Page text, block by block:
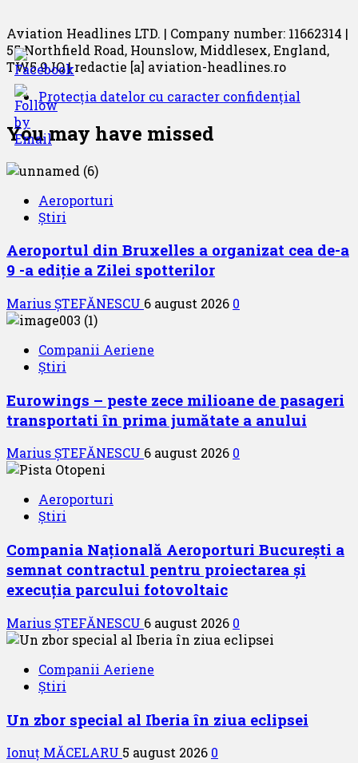
Aviation Headlines LTD. | Company number: 11662314 |
55 Northfield Road, Hounslow, Middlesex, England,
TW5 9JQ | redactie [a] aviation-headlines.ro
Protecția datelor cu caracter confidențial
You may have missed
Aeroporturi
Știri
Aeroportul din Bruxelles a organizat cea de-a
9 -a ediție a Zilei spotterilor
Marius ȘTEFĂNESCU 6 august 2026 0
Companii Aeriene
Știri
Eurowings – peste zece milioane de pasageri
transportati în prima jumătate a anului
Marius ȘTEFĂNESCU 6 august 2026 0
Aeroporturi
Știri
Compania Națională Aeroporturi București a
semnat contractul pentru proiectarea și
execuția parcului fotovoltaic
Marius ȘTEFĂNESCU 6 august 2026 0
Companii Aeriene
Știri
Un zbor special al Iberia în ziua eclipsei
Ionuț MĂCELARU 5 august 2026 0